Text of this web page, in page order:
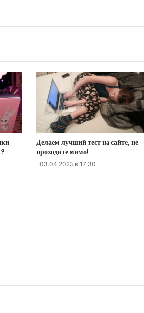
Делаем лучший тест на сайте, не
проходите мимо!
03.04.2023 в 17:30